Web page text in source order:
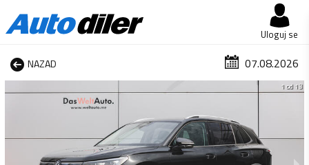
Uloguj se
NAZAD 07.08.2026
1 od 13